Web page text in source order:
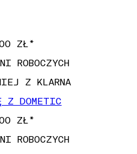
ZŁ*
ROBOCZYCH
Z KLARNA
Z DOMETIC
ZŁ*
ROBOCZYCH